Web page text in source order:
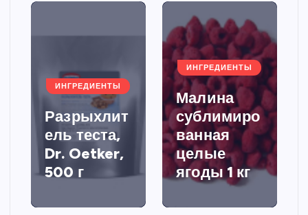
ИНГРЕДИЕНТЫ
Разрыхлит
ель теста,
Dr. Oetker,
500 г
ИНГРЕДИЕНТЫ
Малина
сублимиро
ванная
целые
ягоды 1 кг